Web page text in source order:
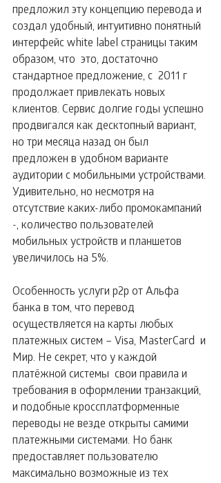
предложил эту концепцию перевода и
создал удобный, интуитивно понятный
интерфейс white label страницы таким
образом, что  это, достаточно
стандартное предложение, с  2011 г
продолжает привлекать новых
клиентов. Сервис долгие годы успешно
продвигался как десктопный вариант,
но три месяца назад он был
предложен в удобном варианте
аудитории с мобильными устройствами.
Удивительно, но несмотря на
отсутствие каких-либо промокампаний
-, количество пользователей
мобильных устройств и планшетов
увеличилось на 5%.
Особенность услуги р2р от Альфа
банка в том, что перевод
осуществляется на карты любых
платежных систем – Visa, MasterCard  и
Мир. Не секрет, что у каждой
платёжной системы  свои правила и
требования в оформлении транзакций,
и подобные кроссплатформенные
переводы не везде открыты самими
платежными системами. Но банк
предоставляет пользователю
максимально возможные из тех